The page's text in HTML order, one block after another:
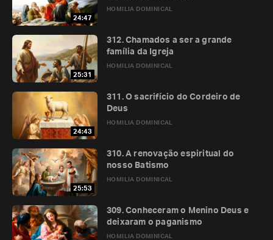
24:47
HOMILIA DOMINICAL
25:31
HOMILIA DOMINICAL
312. Chamados a ser a grande
família da Igreja
24:43
HOMILIA DOMINICAL
311. O sacrifício do Cordeiro de
Deus
25:53
HOMILIA DOMINICAL
310. A renovação espiritual do
nosso Batismo
HOMILIA DOMINICAL
309. Conheceram o Menino Deus e
deixaram o paganismo